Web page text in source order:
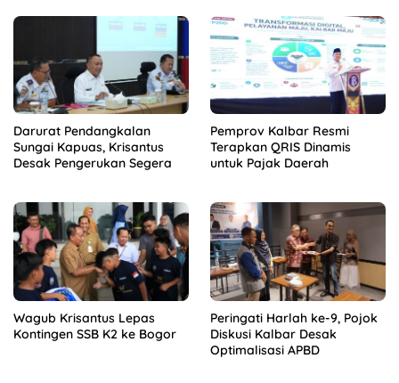
Darurat Pendangkalan
Sungai Kapuas, Krisantus
Desak Pengerukan Segera
Pemprov Kalbar Resmi
Terapkan QRIS Dinamis
untuk Pajak Daerah
Wagub Krisantus Lepas
Kontingen SSB K2 ke Bogor
Peringati Harlah ke-9, Pojok
Diskusi Kalbar Desak
Optimalisasi APBD